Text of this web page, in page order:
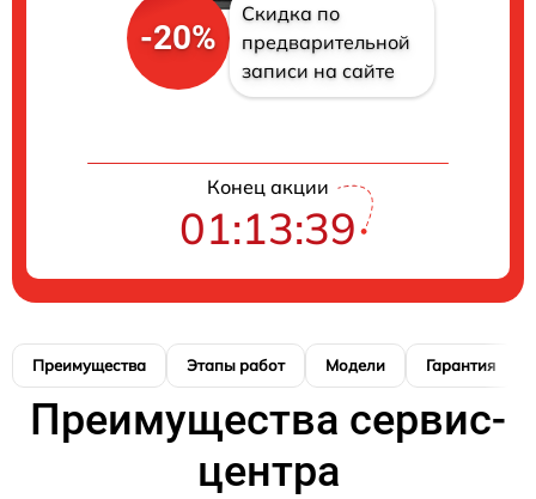
-20%
Скидка по
предварительной
записи на сайте
Конец акции
01:13:38
Преимущества Этапы работ Модели Гарантия
Преимущества сервис-
центра